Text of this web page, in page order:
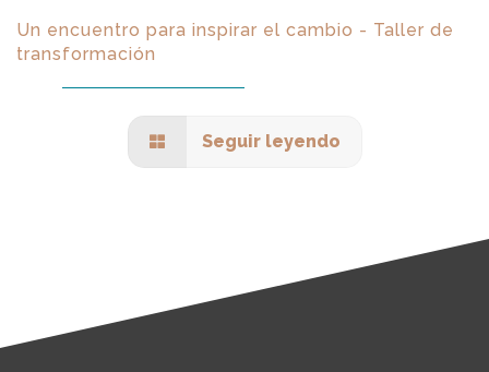
Un encuentro para inspirar el cambio - Taller de
transformación
Seguir leyendo